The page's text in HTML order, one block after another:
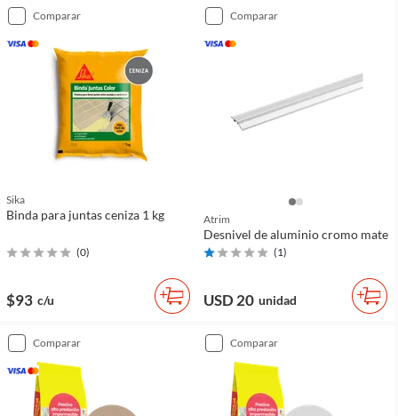
comparar
Sika
Binda para juntas ceniza 1 kg
(0)
$93 c/u
comparar
Atrim
Desnivel de aluminio cromo mate
(1)
USD 20 unidad
comparar comparar